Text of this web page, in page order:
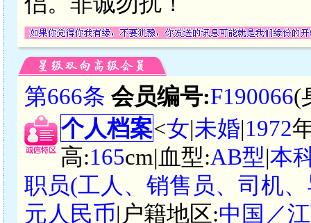
第666条 会员编号:F190066(
个人档案<女|未婚|1972
高:165cm|血型:AB型|本
职员(工人、销售员、司机
元人民币|户籍地区:中国／